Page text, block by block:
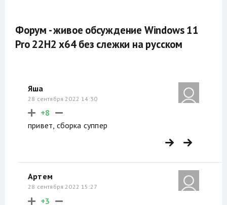
Форум - живое обсуждение Windows 11
Pro 22H2 x64 без слежки на русском
Яша
28 сентября 2022 14:30
+8
привет, сборка суппер
Артем
28 сентября 2022 15:27
+3